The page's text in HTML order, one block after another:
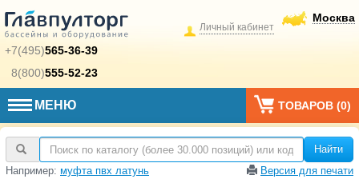
+7(495)565-36-39
8(800)555-52-23
Москва
Личный кабинет
МЕНЮ ТОВАРОВ (0)
Найти
Например: муфта пвх латунь Версия для печати